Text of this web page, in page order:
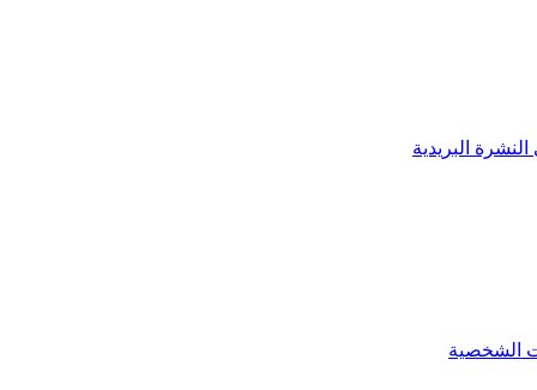
البريدية
الشخصية